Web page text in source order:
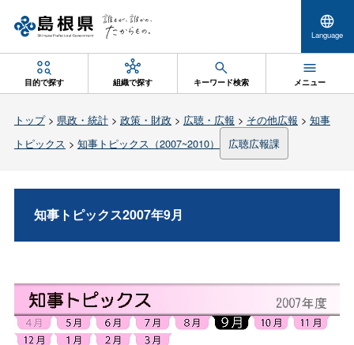
Language
目的で探す 組織で探す キーワード検索 メニュー
トップ> 県政・統計> 政策・財政 > 広聴・広報 > その他広報 > 知事
トピックス > 知事トピックス（2007~2010） 広聴広報課
知事トピックス2007年9月